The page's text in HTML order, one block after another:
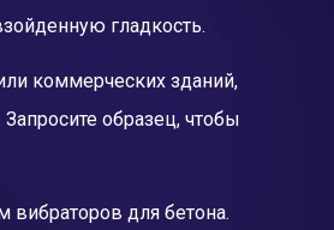
гладкость.
коммерческих зданий,
образец, чтобы
вибраторов для бетона.